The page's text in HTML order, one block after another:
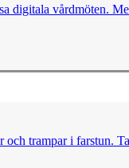
digitala vårdmöten.
trampar i farstun.